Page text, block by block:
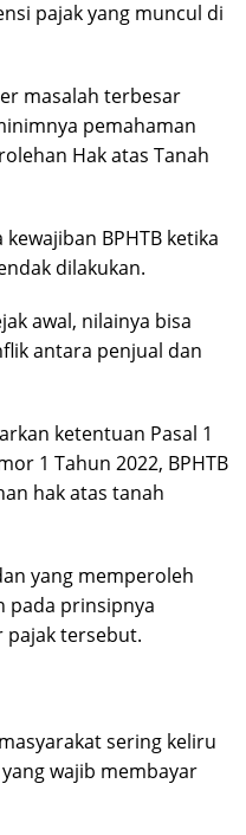
pajak yang muncul di
masalah terbesar
pemahaman
Hak atas Tanah
BPHTB ketika
dilakukan.
awal, nilainya bisa
antara penjual dan
ketentuan Pasal 1
1 Tahun 2022, BPHTB
hak atas tanah
yang memperoleh
pada prinsipnya
pajak tersebut.
sering keliru
wajib membayar